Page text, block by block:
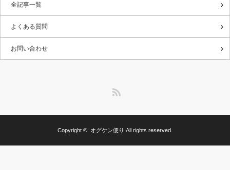
全記事一覧
よくある質問
お問い合わせ
Copyright © オグケン便り All rights reserved.